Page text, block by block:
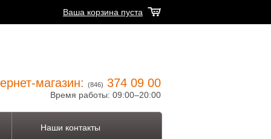
Ваша корзина пуста
магазин: (846) 374 09 00
Время работы: 09:00–20:00
Наши контакты